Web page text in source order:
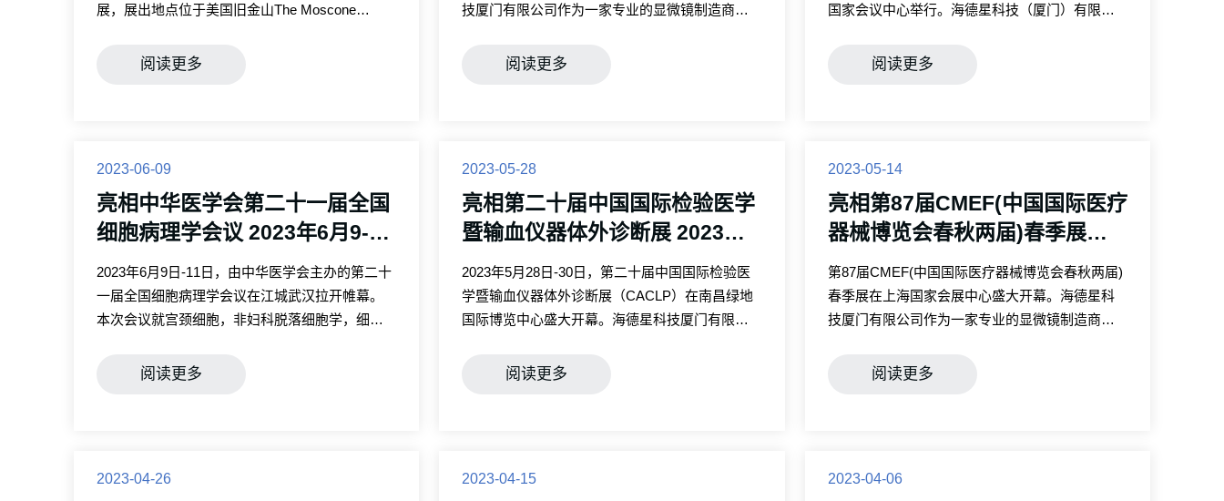
展，展出地点位于美国旧金山The Moscone
阅读更多
技厦门有限公司作为一家专业的显微镜制造商，
阅读更多
国家会议中心举行。海德星科技（厦门）有限公
众多病理学家、医学仪器专家学者及同行的关注
阅读更多
2023-06-09
亮相中华医学会第二十一届全国
细胞病理学会议 2023年6月9-11
日
2023年6月9日-11日，由中华医学会主办的第二十
一届全国细胞病理学会议在江城武汉拉开帷幕。
本次会议就宫颈细胞，非妇科脱落细胞学，细针
用等方向开展了专题讲座。
阅读更多
2023-05-28
亮相第二十届中国国际检验医学
暨输血仪器体外诊断展 2023年5
月28-30日
2023年5月28日-30日，第二十届中国国际检验医
学暨输血仪器体外诊断展（CACLP）在南昌绿地
国际博览中心盛大开幕。海德星科技厦门有限公
次展会。阅读更多
2023-05-14
亮相第87届CMEF(中国国际医疗
器械博览会春秋两届)春季展会
2023年5月14-17日
第87届CMEF(中国国际医疗器械博览会春秋两届)
春季展在上海国家会展中心盛大开幕。海德星科
技厦门有限公司作为一家专业的显微镜制造商，
阅读更多
2023-04-26 2023-04-15 2023-04-06